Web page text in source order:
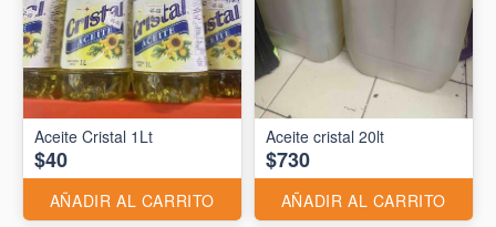
Aceite Cristal 1Lt
$40
AÑADIR AL CARRITO
Aceite cristal 20lt
$730
AÑADIR AL CARRITO